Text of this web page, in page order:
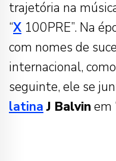
trajetória na
“X 100PRE”. Na
com nomes de
internacional, como
seguinte, ele se
latina J Balvinem